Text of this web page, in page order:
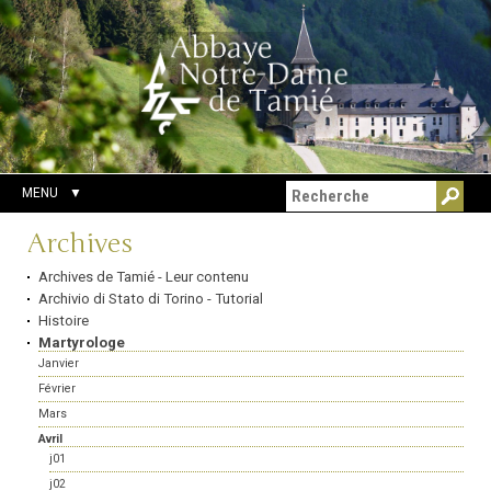
Aller
au
contenu.
|
Aller
à
la
navigation
Outils
personnels
Chercher par
Recherche
avancée…
MENU
Navigation
Archives
Archives de Tamié - Leur contenu
Archivio di Stato di Torino - Tutorial
Histoire
Martyrologe
Janvier
Février
Mars
Avril
j01
j02